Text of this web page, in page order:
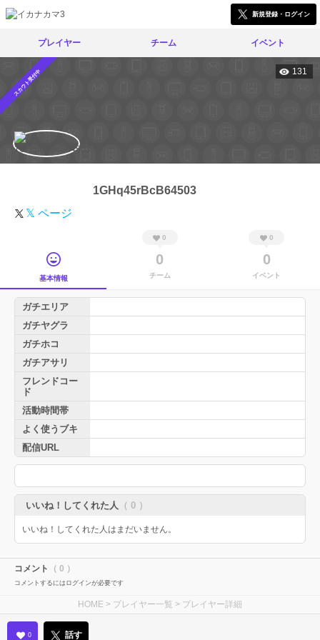
新規登録・ログイン
プレイヤー チーム イベント
スカウト受付中 131
1GHq45rBcB64503
𝕏 ページ
基本情報
0
0
チーム
0
0
イベント
ガチエリア
ガチヤグラ
ガチホコ
ガチアサリ
フレンドコー
ド
活動時間帯
よく使うブキ
配信URL
いいね！してくれた人 （ 0 ）
いいね！してくれた人はまだいません。
コメント （ 0 ）
コメントするにはログインが必要です
HOME > プレイヤー一覧 > プレイヤー詳細
0 話す